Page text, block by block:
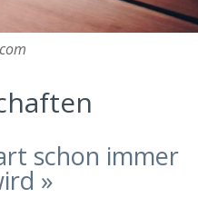
schon immer
»